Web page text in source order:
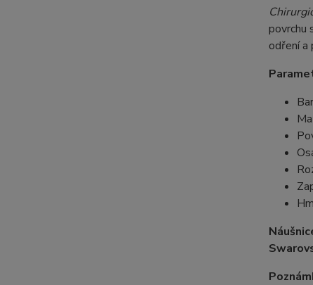
povrchu
odření a